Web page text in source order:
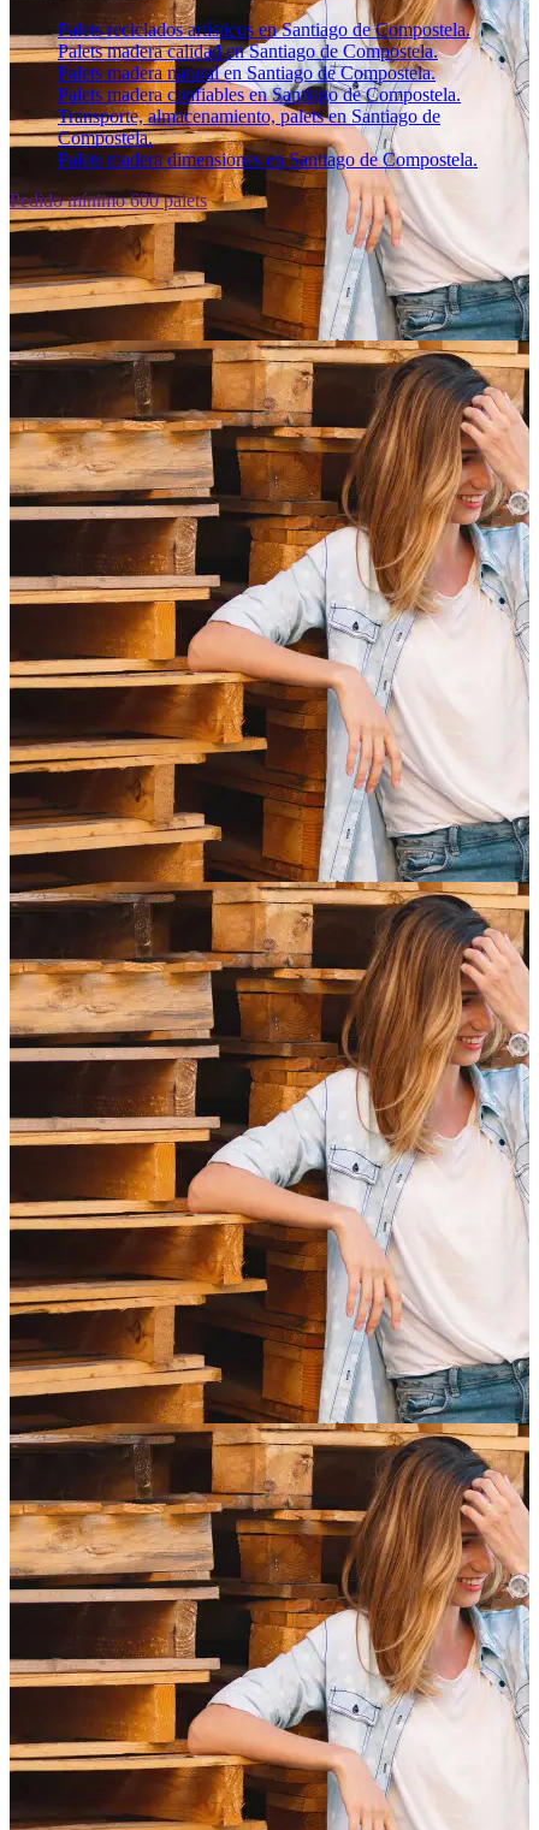
Palets reciclados artísticos en Santiago de Compostela.
Palets madera calidad en Santiago de Compostela.
Palets madera natural en Santiago de Compostela.
Palets madera confiables en Santiago de Compostela.
Transporte, almacenamiento, palets en Santiago de
Compostela.
Palets madera dimensiones en Santiago de Compostela.
Pedido mínimo 600 palets